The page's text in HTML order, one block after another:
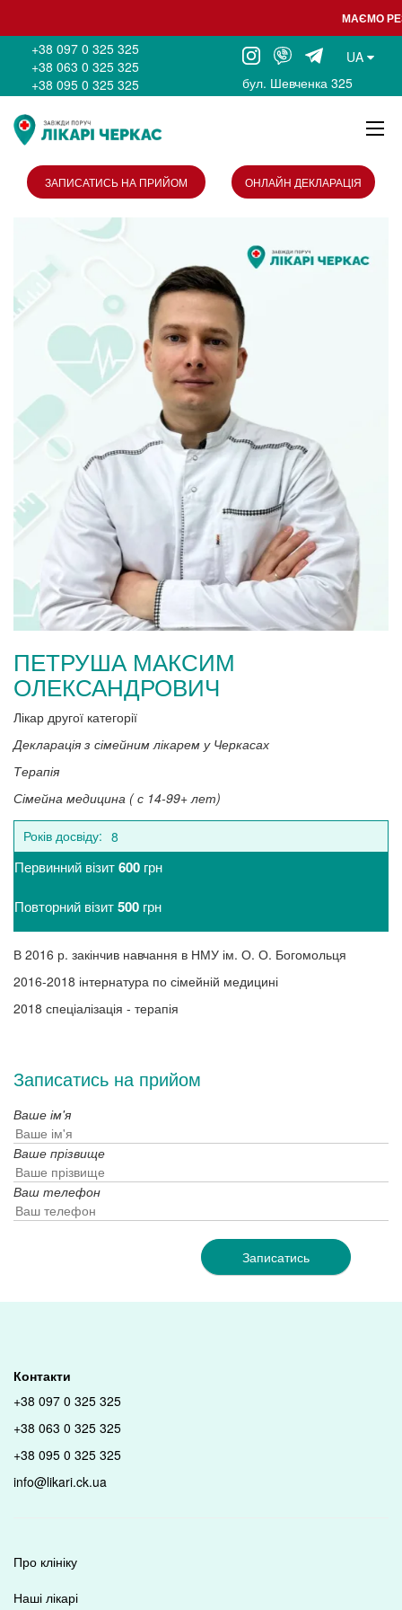
МАЄМО
+38 097 0 325 325
+38 063 0 325 325
+38 095 0 325 325
UA
бул. Шевченка 325
ЗАПИСАТИСЬ НА ПРИЙОМ ОНЛАЙН ДЕКЛАРАЦІЯ
ПЕТРУША МАКСИМ
ОЛЕКСАНДРОВИЧ
Лікар другої категорії
Декларація з сімейним лікарем у Черкасах
Терапія
Сімейна медицина ( с 14-99+ лет)
Років досвіду: 8
Первинний візит600 грн
Повторний візит500 грн
В 2016 р. закінчив навчання в НМУ ім. О. О. Богомольця
2016-2018 інтернатура по сімейній медицині
2018 спеціалізація - терапія
Записатись на прийом
Ваше ім'я
Ваше прізвище
Ваш телефон
Записатись
Контакти
+38 097 0 325 325
+38 063 0 325 325
+38 095 0 325 325
info@likari.ck.ua
Про клініку
Наші лікарі